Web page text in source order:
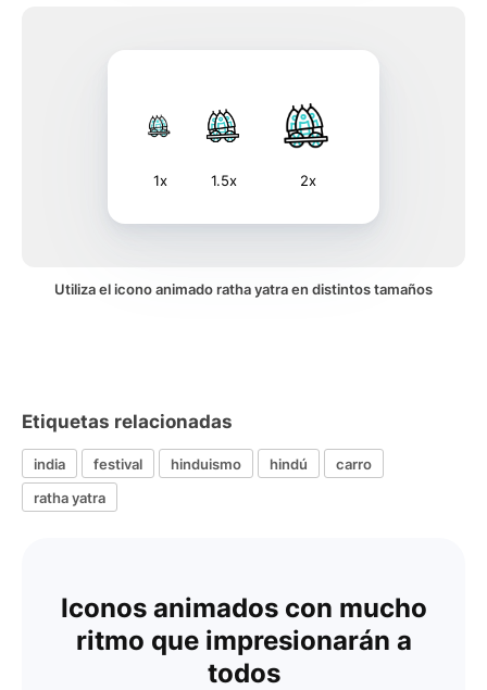
1x 1.5x 2x
Utiliza el icono animado ratha yatra en distintos tamaños
Etiquetas relacionadas
india festival hinduismo hindú
carro
ratha yatra
Iconos animados con mucho
ritmo que impresionarán a
todos